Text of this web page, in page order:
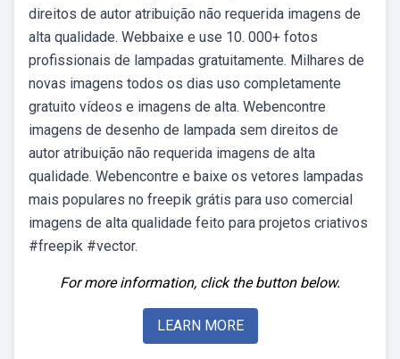
direitos de autor atribuição não requerida imagens de
alta qualidade. Webbaixe e use 10. 000+ fotos
profissionais de lampadas gratuitamente. Milhares de
novas imagens todos os dias uso completamente
gratuito vídeos e imagens de alta. Webencontre
imagens de desenho de lampada sem direitos de
autor atribuição não requerida imagens de alta
qualidade. Webencontre e baixe os vetores lampadas
mais populares no freepik grátis para uso comercial
imagens de alta qualidade feito para projetos criativos
#freepik #vector.
For more information, click the button below.
LEARN MORE